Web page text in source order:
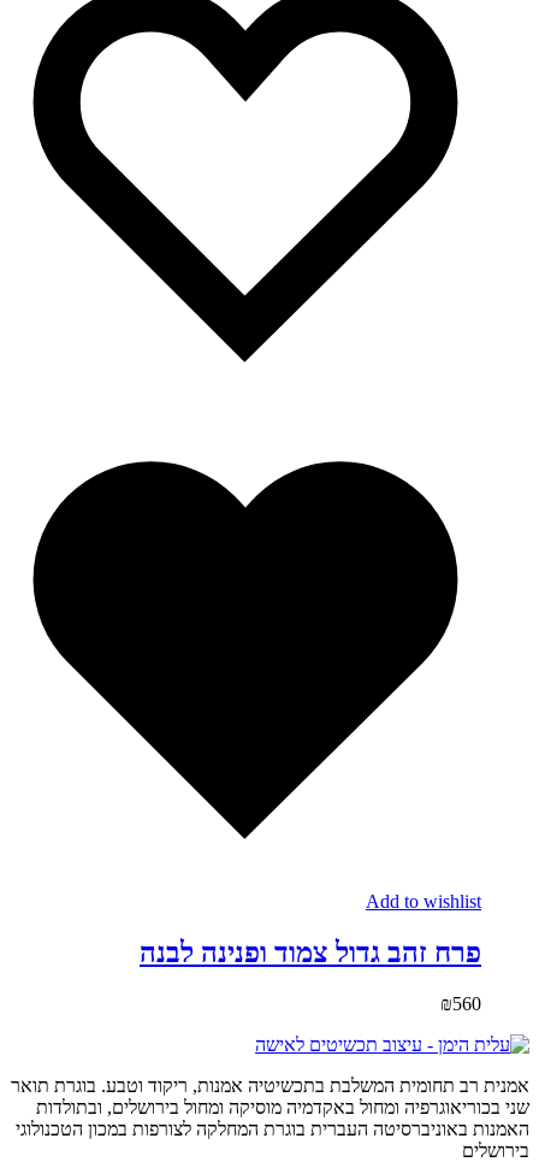
Add to wishlist
פרח זהב גדול צמוד ופנינה לבנה
₪560
אמנית רב תחומית המשלבת בתכשיטיה אמנות, ריקוד וטבע. בוגרת תואר
שני בכוריאוגרפיה ומחול באקדמיה מוסיקה ומחול בירושלים, ובתולדות
האמנות באוניברסיטה העברית בוגרת המחלקה לצורפות במכון הטכנולוגי
בירושלים